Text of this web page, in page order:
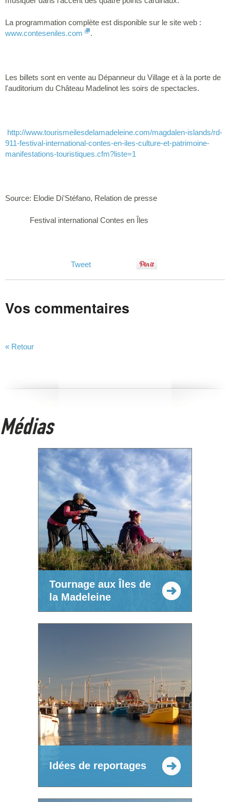
La programmation complète est disponible sur le site web :
www.conteseniles.com
.
Les billets sont en vente au Dépanneur du Village et à la porte de
l'auditorium du Château Madelinot les soirs de spectacles.
http://www.tourismeilesdelamadeleine.com/magdalen-islands/rd-
911-festival-international-contes-en-iles-culture-et-patrimoine-
manifestations-touristiques.cfm?liste=1
Source: Elodie Di'Stéfano, Relation de presse
Festival international Contes en Îles
Tweet
Vos commentaires
« Retour
Médias
Tournage aux Îles de
la Madeleine
Idées de reportages